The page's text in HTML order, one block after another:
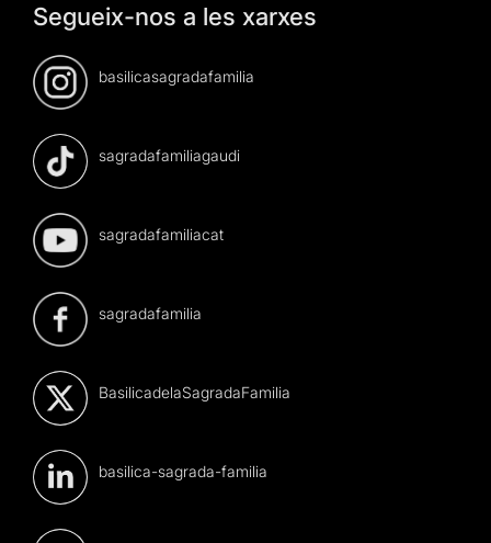
Segueix-nos a les xarxes
basilicasagradafamilia
sagradafamiliagaudi
sagradafamiliacat
sagradafamilia
BasilicadelaSagradaFamilia
basilica-sagrada-familia